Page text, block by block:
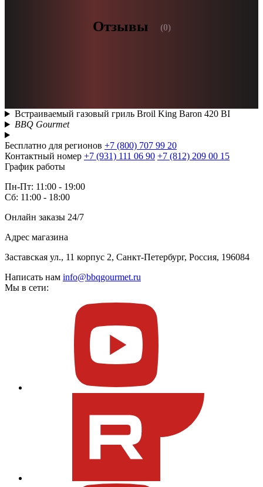
Отзывы (0)
Встраиваемый газовый гриль Broil King Baron 420 BI
BBQ Gourmet
Бесплатно для регионов +7 (800) 707 99 20
Контактный номер +7 (931) 111 06 90 +7 (812) 209 00 15
График работы
Пн-Пт: 11:00 - 19:00
Сб: 11:00 - 18:00
Онлайн заказы 24/7
Адрес магазина
Заставская ул., 11 корпус 2, Санкт-Петербург, Россия, 196084
Написать нам info@bbqgourmet.ru
Мы в сети: